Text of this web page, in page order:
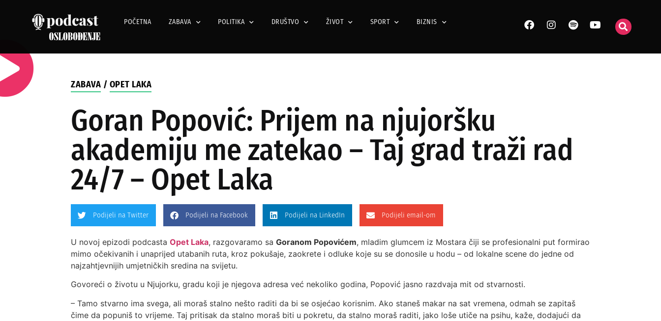
POČETNA ZABAVA POLITIKA DRUŠTVO ŽIVOT SPORT BIZNIS
ZABAVA / OPET LAKA
Goran Popović: Prijem na njujoršku
akademiju me zatekao – Taj grad traži rad
24/7 – Opet Laka
Podijeli na Twitter Podijeli na Facebook Podijeli na LinkedIn Podijeli email-om
U novoj epizodi podcastaOpet Laka, razgovaramo saGoranom Popovićem, mladim glumcem iz Mostara čiji se profesionalni put formirao
mimo očekivanih i unaprijed utabanih ruta, kroz pokušaje, zaokrete i odluke koje su se donosile u hodu – od lokalne scene do jedne od
najzahtjevnijih umjetničkih sredina na svijetu.
Govoreći o životu u Njujorku, gradu koji je njegova adresa već nekoliko godina, Popović jasno razdvaja mit od stvarnosti.
– Tamo stvarno ima svega, ali moraš stalno nešto raditi da bi se osjećao korisnim. Ako staneš makar na sat vremena, odmah se zapitaš
čime da popuniš to vrijeme. Taj pritisak da stalno moraš biti u pokretu, da stalno moraš raditi, jako loše utiče na psihu, kaže, dodajući da